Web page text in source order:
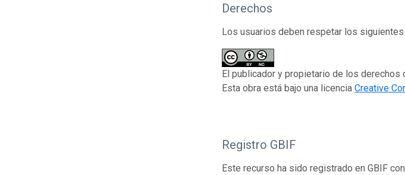
Derechos
Los usuarios deben respetar los
El publicador y propietario de los
Esta obra está bajo una licenciaCreative
Registro GBIF
Este recurso ha sido registrado en GBIF